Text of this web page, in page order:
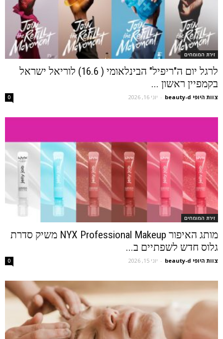
זירת המומחים
לרגל יום ה"ריפיל" הבינלאומי ( 16.6) לוריאל ישראל
בקמפיין ראשון ...
צוות היופי beauty-d - יוני 16, 2026 0
זירת המומחים
מותג האיפור NYX Professional Makeup משיק סדרת
גלוס חדש לשפתיים ב...
צוות היופי beauty-d - יוני 15, 2026 0